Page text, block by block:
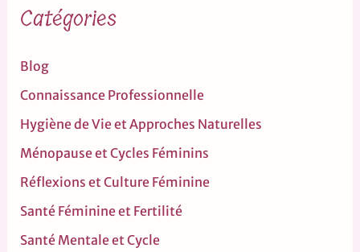
Catégories
Blog
Connaissance Professionnelle
Hygiène de Vie et Approches Naturelles
Ménopause et Cycles Féminins
Réflexions et Culture Féminine
Santé Féminine et Fertilité
Santé Mentale et Cycle